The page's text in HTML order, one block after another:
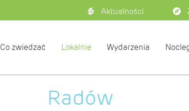
Aktualności
Co zwiedzać Lokalnie Wydarzenia
Radów